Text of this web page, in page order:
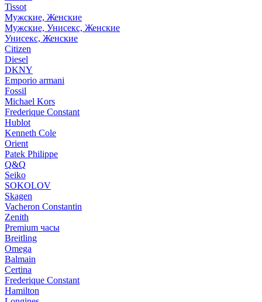
Tissot
Мужские, Женские
Мужские, Унисекс, Женские
Унисекс, Женские
Citizen
Diesel
DKNY
Emporio armani
Fossil
Michael Kors
Frederique Constant
Hublot
Kenneth Cole
Orient
Patek Philippe
Q&Q
Seiko
SOKOLOV
Skagen
Vacheron Constantin
Zenith
Premium часы
Breitling
Omega
Balmain
Certina
Frederique Constant
Hamilton